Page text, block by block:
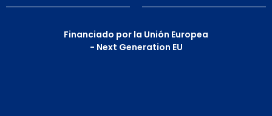
Financiado por la Unión Europea
- Next Generation EU